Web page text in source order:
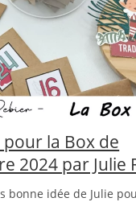
pour la Box de
2024 par Julie
bonne idée de Julie